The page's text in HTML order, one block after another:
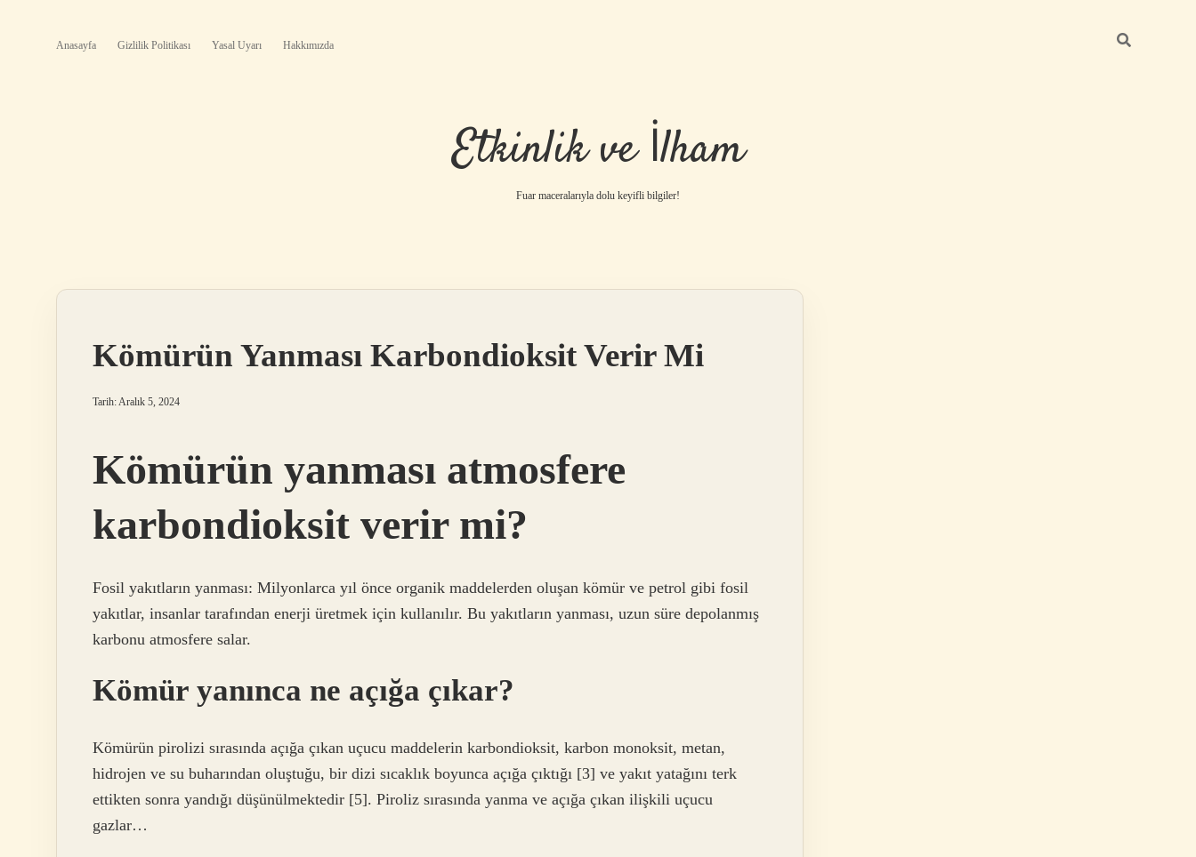
Anasayfa Gizlilik Politikası Yasal Uyarı Hakkımızda
Etkinlik ve İlham
Fuar maceralarıyla dolu keyifli bilgiler!
Kömürün Yanması Karbondioksit Verir Mi
Tarih: Aralık 5, 2024
Kömürün yanması atmosfere
karbondioksit verir mi?
Fosil yakıtların yanması: Milyonlarca yıl önce organik maddelerden oluşan kömür ve petrol gibi fosil
yakıtlar, insanlar tarafından enerji üretmek için kullanılır. Bu yakıtların yanması, uzun süre depolanmış
karbonu atmosfere salar.
Kömür yanınca ne açığa çıkar?
Kömürün pirolizi sırasında açığa çıkan uçucu maddelerin karbondioksit, karbon monoksit, metan,
hidrojen ve su buharından oluştuğu, bir dizi sıcaklık boyunca açığa çıktığı [3] ve yakıt yatağını terk
ettikten sonra yandığı düşünülmektedir [5]. Piroliz sırasında yanma ve açığa çıkan ilişkili uçucu
gazlar…